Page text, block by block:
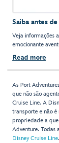
Saiba antes
Veja informações
emocionante
Read more
As Port
que não são
Cruise Line. A
transporte e não
propriedade a
Adventure. Todas
Disney Cruise Line